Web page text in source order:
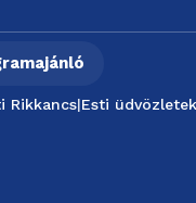
Rikkancs|Esti üdvözletek